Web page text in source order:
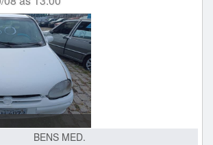
BENS MED.